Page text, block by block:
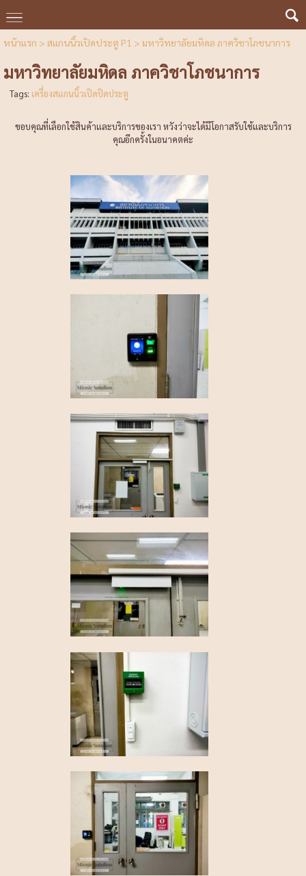
หน้าแรก > สแกนนิ้วเปิดประตู P1 > มหาวิทยาลัยมหิดล ภาควิชาโภชนาการ
มหาวิทยาลัยมหิดล ภาควิชาโภชนาการ
Tags: เครื่องสแกนนิ้วเปิดปิดประตู
ขอบคุณที่เลือกใช้สินค้าและบริการของเรา หวังว่าจะได้มีโอกาสรับใช้และบริการ
คุณอีกครั้งในอนาคตค่ะ